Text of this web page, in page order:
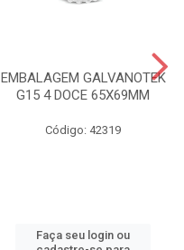
EMBALAGEM GALVANOTEK
G15 4 DOCE 65X69MM
Código: 42319
Faça seu login ou